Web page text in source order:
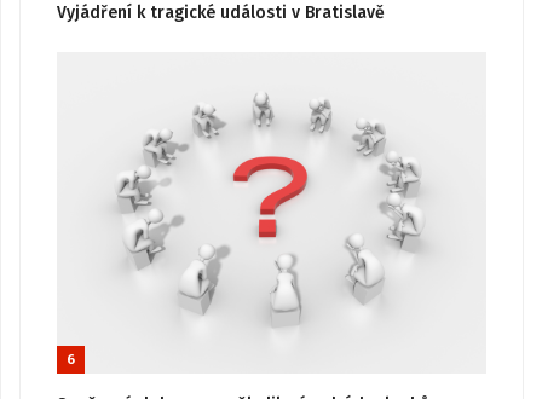
Vyjádření k tragické události v Bratislavě
6